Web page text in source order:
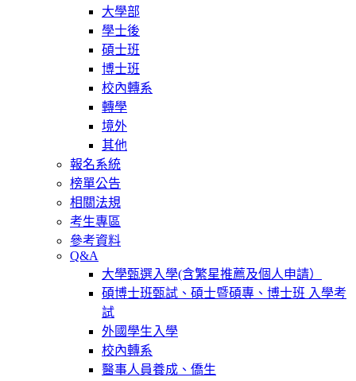
大學部
學士後
碩士班
博士班
校內轉系
轉學
境外
其他
報名系統
榜單公告
相關法規
考生專區
參考資料
Q&A
大學甄選入學(含繁星推薦及個人申請）
碩博士班甄試、碩士暨碩專、博士班 入學考
試
外國學生入學
校內轉系
醫事人員養成、僑生